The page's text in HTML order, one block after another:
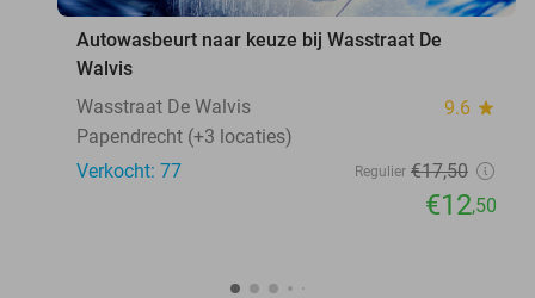
Autowasbeurt naar keuze bij Wasstraat De
Walvis
Wasstraat De Walvis
9.6 star
Papendrecht (+3 locaties)
Verkocht: 77
Regulier €17,50
€12,50